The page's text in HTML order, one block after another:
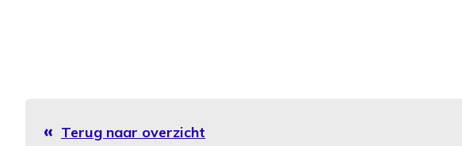
Terug naar overzicht